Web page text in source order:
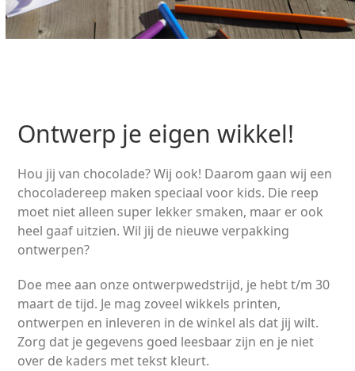
Ontwerp je eigen wikkel!
Hou jij van chocolade? Wij ook! Daarom gaan wij een
chocoladereep maken speciaal voor kids. Die reep
moet niet alleen super lekker smaken, maar er ook
heel gaaf uitzien. Wil jij de nieuwe verpakking
ontwerpen?
Doe mee aan onze ontwerpwedstrijd, je hebt t/m 30
maart de tijd. Je mag zoveel wikkels printen,
ontwerpen en inleveren in de winkel als dat jij wilt.
Zorg dat je gegevens goed leesbaar zijn en je niet
over de kaders met tekst kleurt.